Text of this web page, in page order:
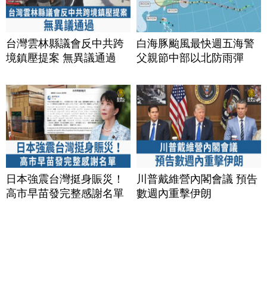
台灣雲林縣議會反中共跨
境鎮壓提案 無異議通過
白海豚颱風最快週五海警
父親節中部以北防雨彈
日本強震台灣挺身賑災！
高市早苗發完整感謝名單
川普戴維營內閣會議 預告
數週內重擊伊朗